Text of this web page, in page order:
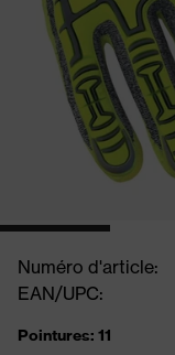
Numéro d'article:
EAN/UPC:
Pointures: 11